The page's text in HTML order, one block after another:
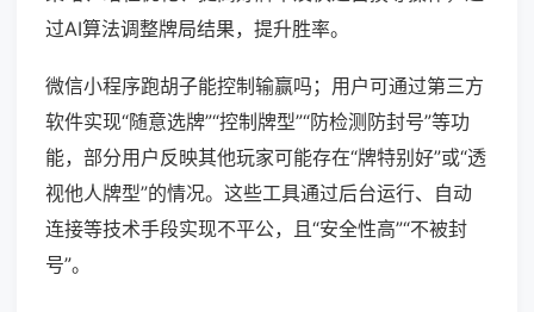
过AI算法调整牌局结果，提升胜率。
微信小程序跑胡子能控制输赢吗；用户可通过第三方
软件实现“随意选牌”“控制牌型”“防检测防封号”等功
能，部分用户反映其他玩家可能存在“牌特别好”或“透
视他人牌型”的情况。这些工具通过后台运行、自动
连接等技术手段实现不平公，且“安全性高”“不被封
号”。